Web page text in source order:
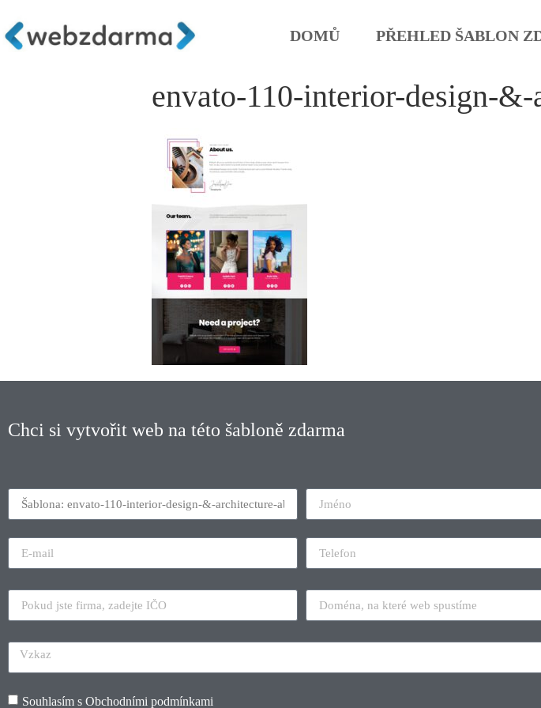
DOMŮ PŘEHLED ŠABLON
envato-110-interior-design-
Chci si vytvořit web na této šabloně zdarma
Souhlasím s Obchodními podmínkami